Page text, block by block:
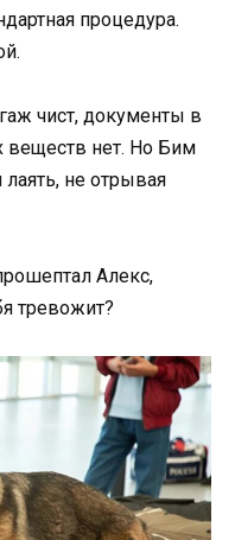
процедура.
чист, документы в
веществ нет. Но Бим
не отрывая
Алекс,
тревожит?